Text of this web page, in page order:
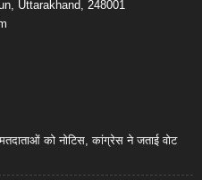
Uttarakhand, 248001
को नोटिस, कांग्रेस ने जताई वोट